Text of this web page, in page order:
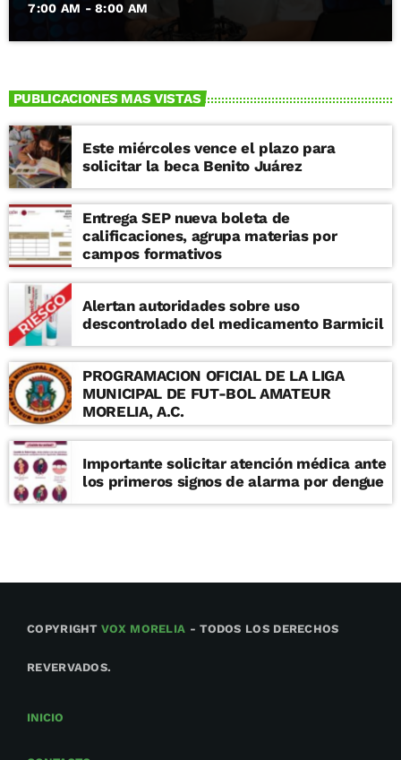
7:00 AM - 8:00 AM
PUBLICACIONES MAS VISTAS
Este miércoles vence el plazo para
solicitar la beca Benito Juárez
Entrega SEP nueva boleta de
calificaciones, agrupa materias por
campos formativos
Alertan autoridades sobre uso
descontrolado del medicamento Barmicil
PROGRAMACION OFICIAL DE LA LIGA
MUNICIPAL DE FUT-BOL AMATEUR
MORELIA, A.C.
Importante solicitar atención médica ante
los primeros signos de alarma por dengue
COPYRIGHTVOX MORELIA - TODOS LOS DERECHOS
REVERVADOS.
INICIO